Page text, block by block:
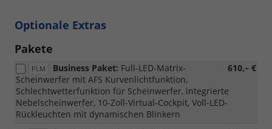
Optionale Extras
Pakete
PLM 610,– €
Business Paket: Full-LED-Matrix-
Scheinwerfer mit AFS Kurvenlichtfunktion,
Schlechtwetterfunktion für Scheinwerfer, integrierte
Nebelscheinwerfer, 10-Zoll-Virtual-Cockpit, Voll-LED-
Rückleuchten mit dynamischen Blinkern